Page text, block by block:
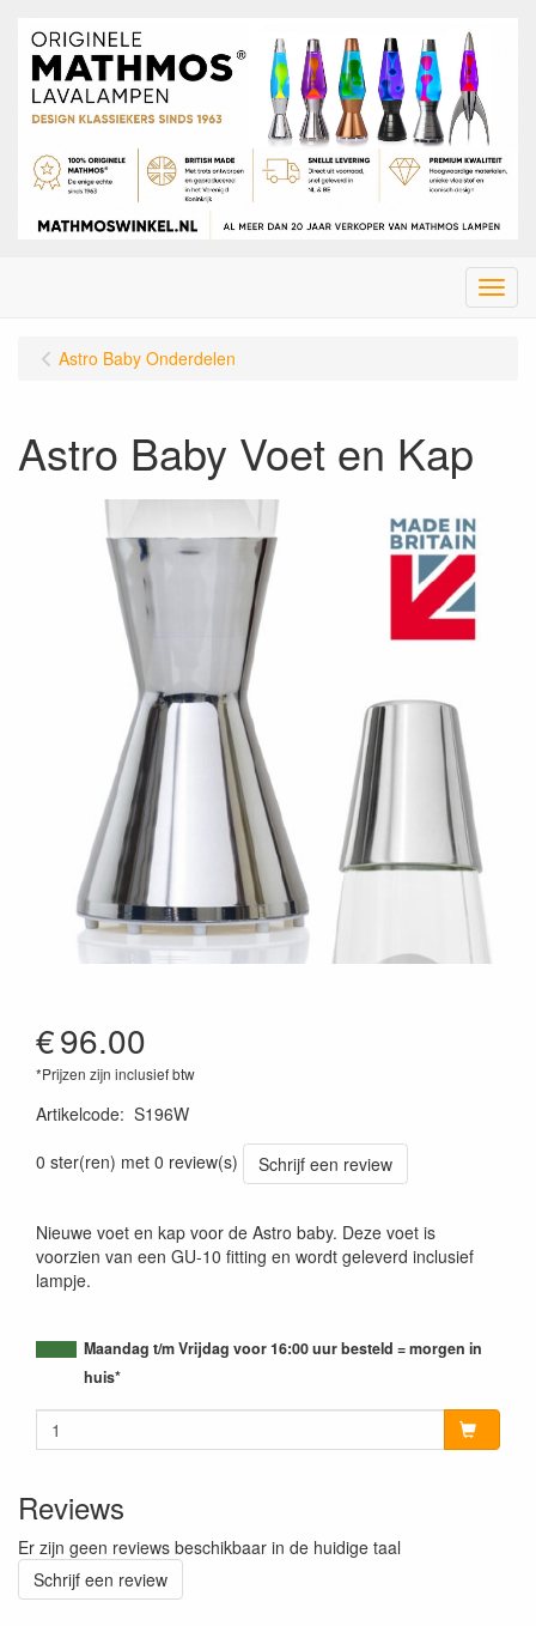
Menu
Astro Baby Onderdelen
Astro Baby Voet en Kap
€96.00
*Prijzen zijn inclusief btw
Artikelcode: S196W
0 ster(ren) met 0 review(s)
Schrijf een review
Nieuwe voet en kap voor de Astro baby. Deze voet is
voorzien van een GU-10 fitting en wordt geleverd inclusief
lampje.
Maandag t/m Vrijdag voor 16:00 uur besteld = morgen in
huis*
Reviews
Er zijn geen reviews beschikbaar in de huidige taal
Schrijf een review